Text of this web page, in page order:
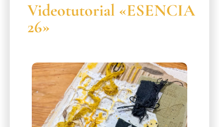
Videotutorial «ESENCIA
26»